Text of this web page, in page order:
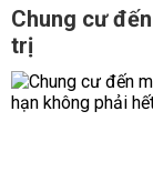
Chung cư
trị